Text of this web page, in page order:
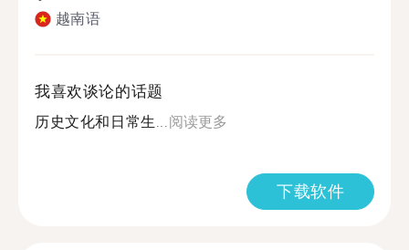
越南语
我喜欢谈论的话题
历史文化和日常生...阅读更多
下载软件